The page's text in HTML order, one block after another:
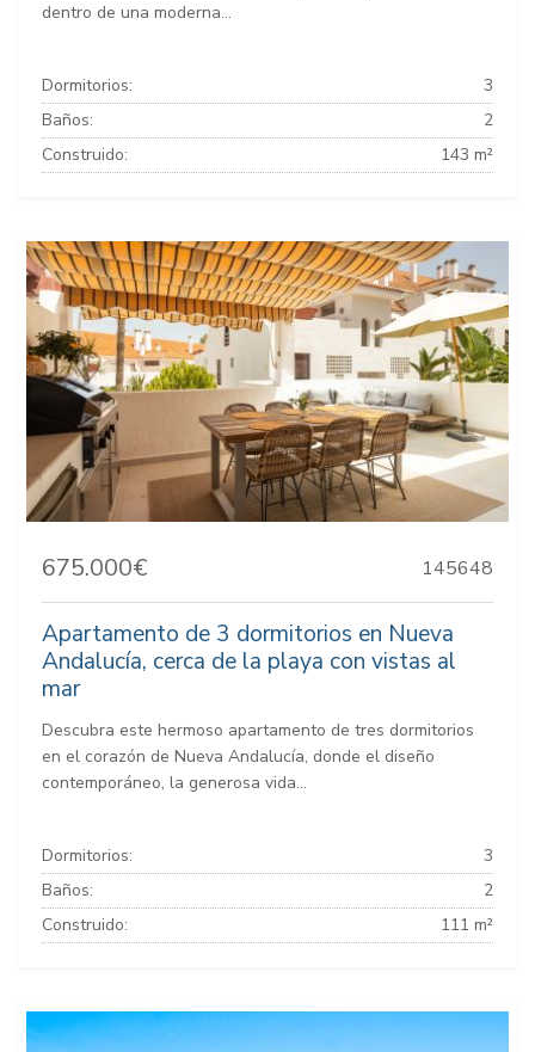
dentro de una moderna...
Dormitorios:
3
Baños:
2
Construido:
143 m²
675.000€ 145648
Apartamento de 3 dormitorios en Nueva
Andalucía, cerca de la playa con vistas al
mar
Descubra este hermoso apartamento de tres dormitorios
en el corazón de Nueva Andalucía, donde el diseño
contemporáneo, la generosa vida...
Dormitorios:
3
Baños:
2
Construido:
111 m²